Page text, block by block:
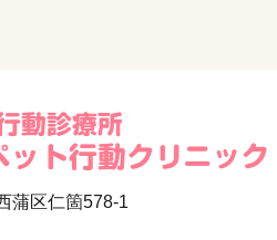
蒲区仁箇578-1